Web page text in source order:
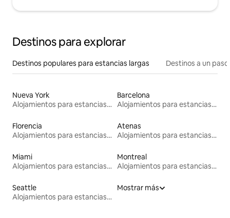
Destinos para explorar
Destinos populares para estancias largas Destinos a un
Nueva York
Alojamientos para estancias largas
Barcelona
Alojamientos para estancias largas
Florencia
Alojamientos para estancias largas
Atenas
Alojamientos para estancias largas
Miami
Alojamientos para estancias largas
Montreal
Alojamientos para estancias largas
Seattle
Alojamientos para estancias largas
Mostrar más